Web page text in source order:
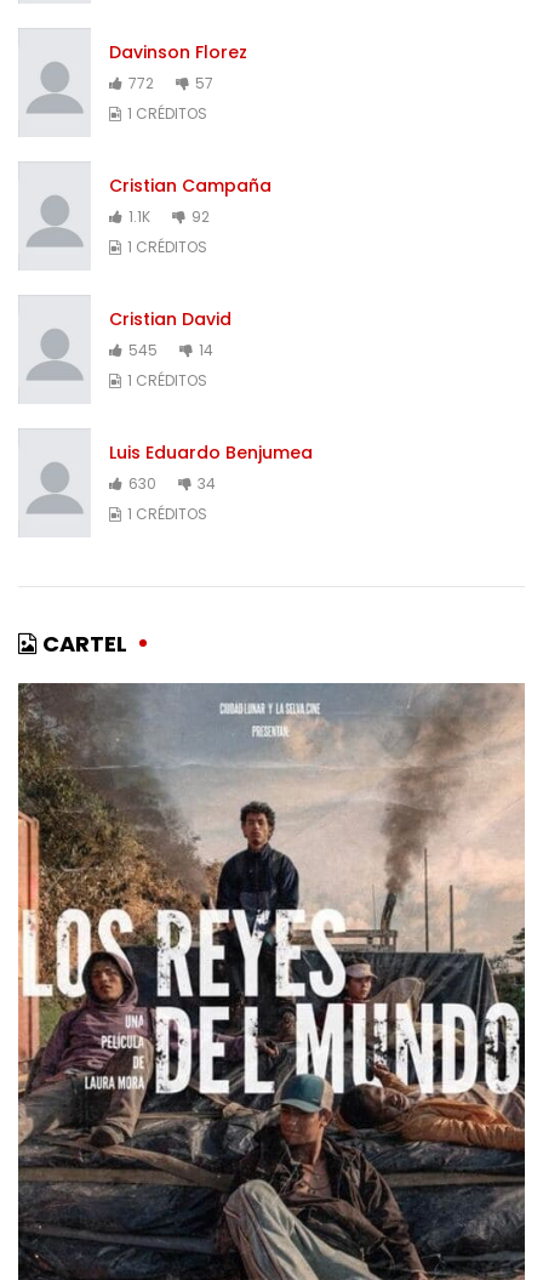
Davinson Florez
772
57
1 CRÉDITOS
Cristian Campaña
1.1K
92
1 CRÉDITOS
Cristian David
545
14
1 CRÉDITOS
Luis Eduardo Benjumea
630
34
1 CRÉDITOS
CARTEL